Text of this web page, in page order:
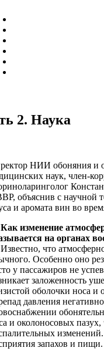
2. Наука
НИИ обоняния и
наук, член-
объяснив с научной
и аромата вин во
изменение
на органах
что
Особенно оно
у пассажиров не
заложенность
оболочки носа и
давления
и околоносовых
запахов и пищи.